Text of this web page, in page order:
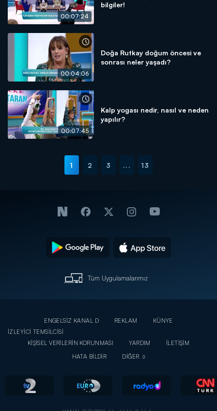
00:07:24
bilgiler!
00:04:06
Doğa Rutkay doğum öncesi ve
sonrası neler yaşadı?
00:07:45
Kalp yogası nedir, nasıl ve neden
yapılır?
1 2 3 ... 13
Tüm Uygulamalarımız
ENGELSİZ KANAL D REKLAM
KÜNYE
İZLEYİCİ TEMSİLCİSİ
KİŞİSEL VERİLERİN KORUNMASI
YARDIM
İLETİŞİM
HATA BİLDİR
DİĞER